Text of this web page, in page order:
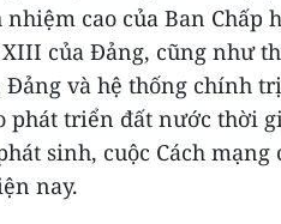
cao của Ban Chấp
của Đảng, cũng như
và hệ thống chính
phát triển đất nước thời
sinh, cuộc Cách
nay.